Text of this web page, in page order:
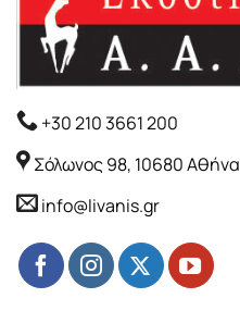
+30 210 3661 200
Σόλωνος 98, 10680 Αθήνα
info@livanis.gr